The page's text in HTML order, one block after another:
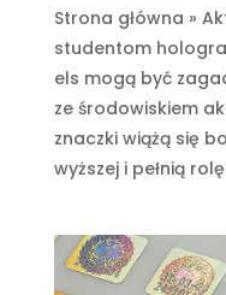
Strona główna »
studentom
els mogą być
ze środowiskiem
znaczki wiążą się
wyższej i pełnią